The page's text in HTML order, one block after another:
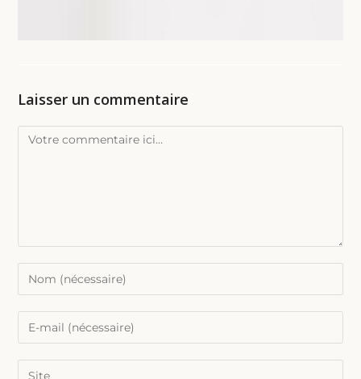
Laisser un commentaire